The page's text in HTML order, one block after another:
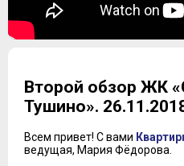
Второй обзор ЖК
Тушино».
Всем привет! С вами
ведущая, Мария Фёдорова.